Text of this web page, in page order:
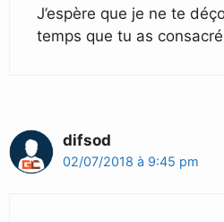
J’espère que je ne te
temps que tu as
difsod
02/07/2018 à 9:45 pm